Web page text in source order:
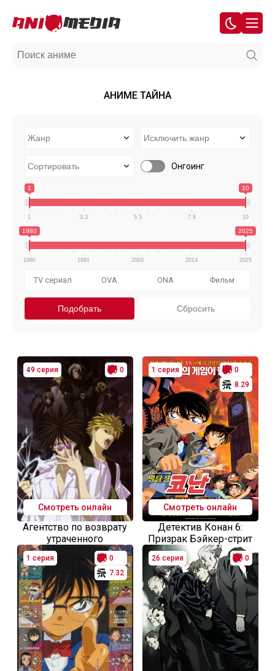
АНИМЕ ТАЙНА
Онгоинг
1 10
1 3.3 5.5 7.8 10
1980 2025
1980 1991 2003 2014 2025
TV сериал OVA ONA Фильм
49 серия 0
Смотреть онлайн
Агентство по возврату
утраченного
1 серия
0
8.29
Смотреть онлайн
Детектив Конан 6:
Призрак Бэйкер-стрит
1 серия
0
7.32
26 серия 0